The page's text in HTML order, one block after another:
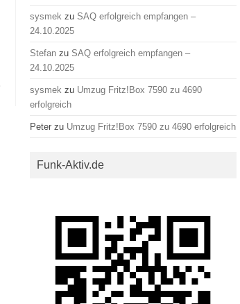
sysmek zu SAQ erfolgreich empfangen –
24.10.2025
Stefan zu SAQ erfolgreich empfangen –
24.10.2025
sysmek zu Umzug Fritz!Box 7590 zu 4690
erfolgreich
Peter zu Umzug Fritz!Box 7590 zu 4690 erfolgreich
Funk-Aktiv.de